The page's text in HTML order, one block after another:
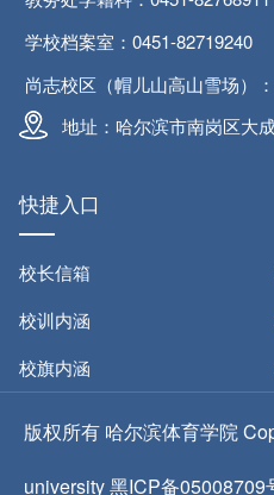
学校档案室：0451-82719240
尚志校区（帽儿山高山雪场）
地址：哈尔滨市南岗区大
快捷入口
校长信箱
校训内涵
校旗内涵
版权所有 哈尔滨体育学院
university 黑ICP备05008709